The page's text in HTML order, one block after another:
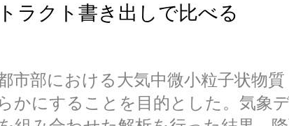
ラクト書き出しで比べる
市部における大気中微小粒子状物
かにすることを目的とした。気象